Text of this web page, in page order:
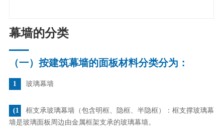
幕墙的分类
（一）按建筑幕墙的面板材料分类分为：
1 玻璃幕墙
(1
框支承玻璃幕墙（包含明框、隐框、半隐框）：框支撑玻璃幕
墙是玻璃面板周边由金属框架支承的玻璃幕墙。